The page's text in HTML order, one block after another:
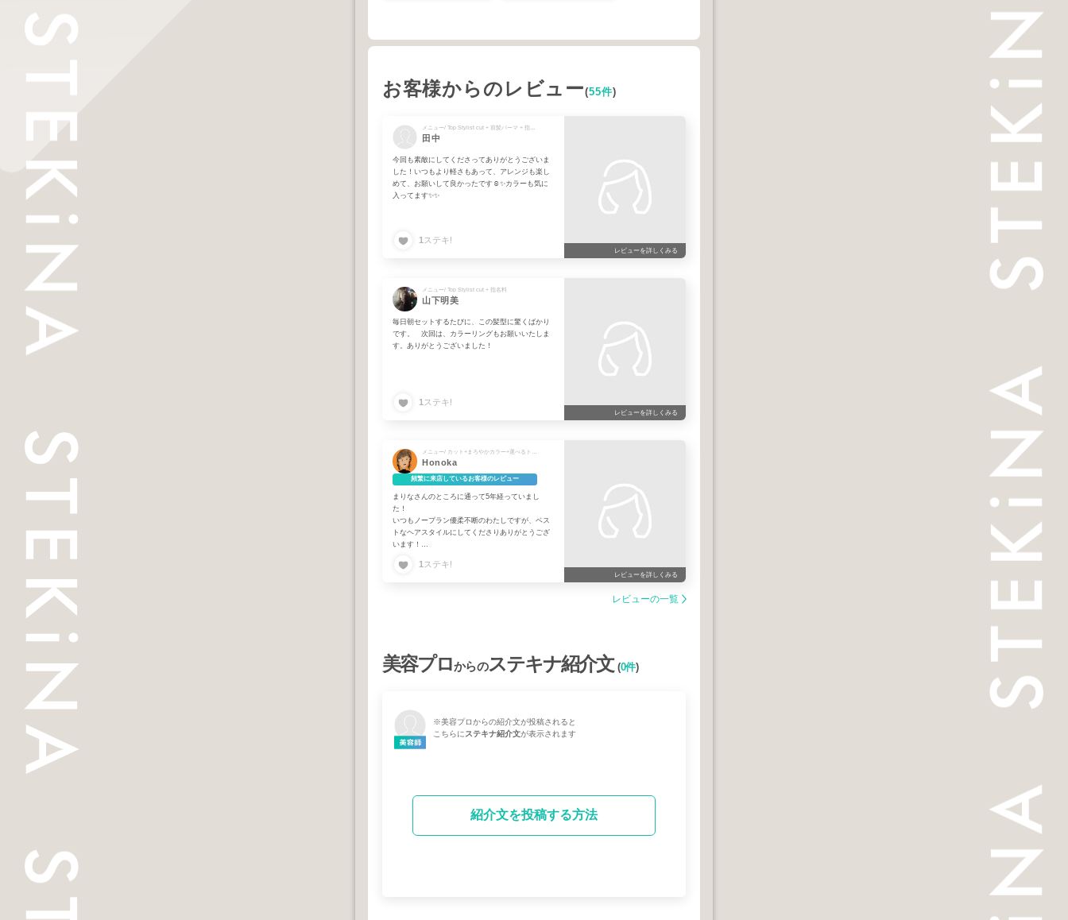
お客様からのレビュー(55件)
田中
今回も素敵にしてくださってありがとうございま
した！いつもより軽さもあって、アレンジも楽し
めて、お願いして良かったです☺️✨カラーも気に
入ってます✨✨
1 ステキ!
レビューを詳しくみる
メニュー/ Top Stylist cut + 指名料
山下明美
毎日朝セットするたびに、この髪型に驚くばかり
です。 次回は、カラーリングもお願いいたしま
す。ありがとうございました！
1 ステキ!
レビューを詳しくみる
Honoka
頻繁に来店しているお客様のレビュー
まりなさんのところに通って5年経っていまし
た！
いつもノープラン優柔不断のわたしですが、ベス
トなヘアスタイルにしてくださりありがとうござ
います！
お気に入りです！
1 ステキ!
レビューを詳しくみる
レビューの一覧
美容プロからのステキナ紹介文(0件)
※美容プロからの紹介文が投稿されると
こちらにステキナ紹介文が表示されます
紹介文を投稿する方法